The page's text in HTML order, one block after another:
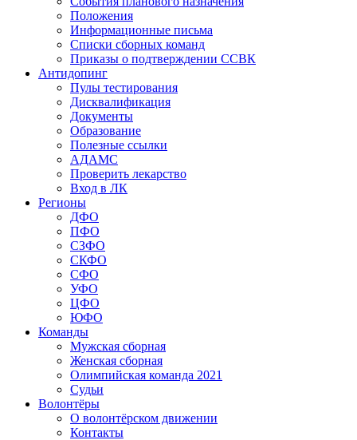
Положения
Информационные письма
Списки сборных команд
Приказы о подтверждении ССВК
Антидопинг
Пулы тестирования
Дисквалификация
Документы
Образование
Полезные ссылки
АДАМС
Проверить лекарство
Вход в ЛК
Регионы
ДФО
ПФО
СЗФО
СКФО
СФО
УФО
ЦФО
ЮФО
Команды
Мужская сборная
Женская сборная
Олимпийская команда 2021
Судьи
Волонтёры
О волонтёрском движении
Контакты